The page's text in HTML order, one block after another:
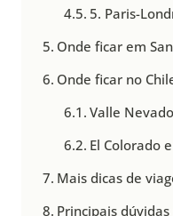
5. Paris-
Onde ficar em
Onde ficar no
Valle Nevado
El Colorado
Mais dicas de
Principais